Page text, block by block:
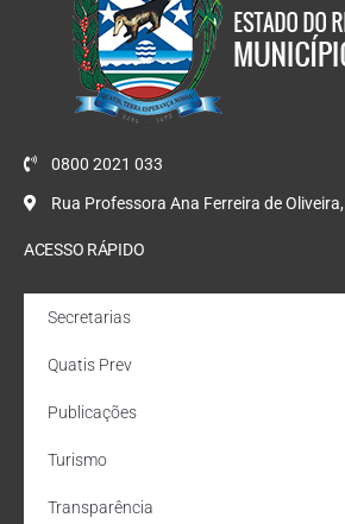
0800 2021 033
Rua Professora Ana Ferreira de
ACESSO RÁPIDO
Secretarias
Quatis Prev
Publicações
Turismo
Transparência